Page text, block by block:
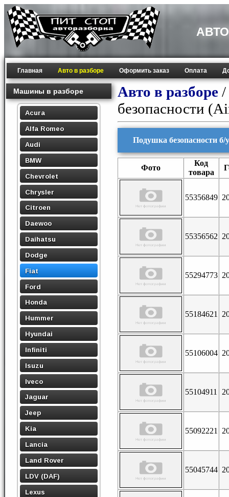
Главная Авто в разборе Оформить заказ Оплата
Машины в разборе
Acura
Alfa Romeo
Audi
BMW
Chevrolet
Chrysler
Citroen
Daewoo
Daihatsu
Dodge
Fiat
Ford
Honda
Hummer
Hyundai
Infiniti
Isuzu
Iveco
Jaguar
Jeep
Kia
Lancia
Land Rover
LDV (DAF)
Lexus
Авто в разборе /
безопасности
Подушка безопасности б/
Фото
Код
товара
55356849
55356562
55294773
55184621
55106004
55104911
55092221
55045744